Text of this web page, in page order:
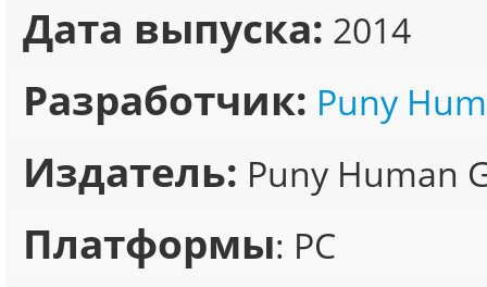
Дата выпуска: 2014
Разработчик: Puny
Издатель: Puny Human
Платформы: PC